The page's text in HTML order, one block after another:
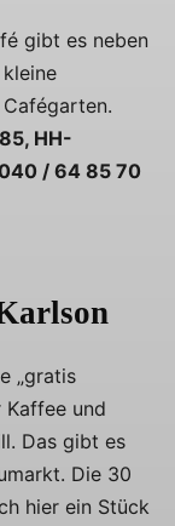
gibt es neben
HH-
/ 64 85 70
„gratis
Kaffee und
Das gibt es
Die 30
hier ein Stück